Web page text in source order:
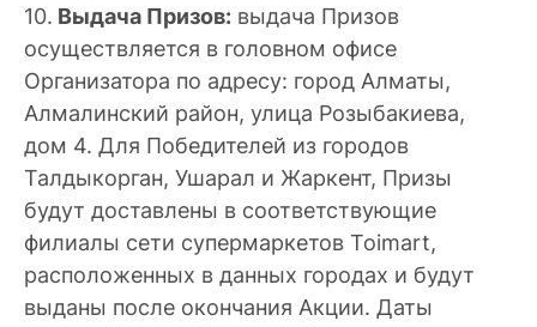
10. Выдача Призов: выдача Призов
осуществляется в головном офисе
Организатора по адресу: город Алматы,
Алмалинский район, улица Розыбакиева,
дом 4. Для Победителей из городов
Талдыкорган, Ушарал и Жаркент, Призы
будут доставлены в соответствующие
филиалы сети супермаркетов Toimart,
расположенных в данных городах и будут
выданы после окончания Акции. Даты